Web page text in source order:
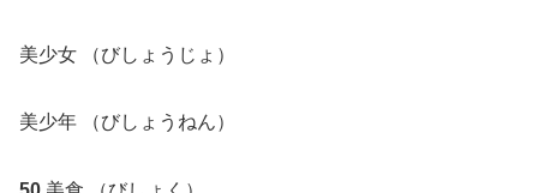
美少女 （びしょうじょ）
美少年 （びしょうねん）